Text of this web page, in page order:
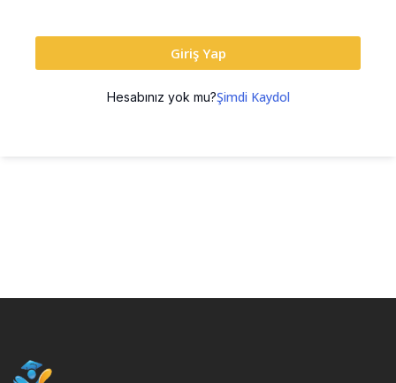
Giriş Yap
Hesabınız yok mu?Şimdi Kaydol